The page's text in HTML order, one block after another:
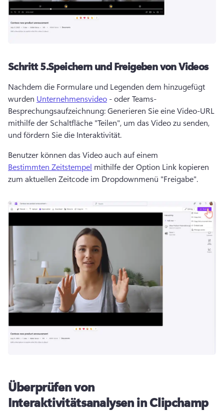
Schritt 5.Speichern und Freigeben von Videos
Nachdem die Formulare und Legenden dem hinzugefügt
wurden Unternehmensvideo - oder Teams-
Besprechungsaufzeichnung: Generieren Sie eine Video-URL
mithilfe der Schaltfläche "Teilen", um das Video zu senden,
und fördern Sie die Interaktivität.
Benutzer können das Video auch auf einem
Bestimmten Zeitstempel mithilfe der Option Link kopieren
zum aktuellen Zeitcode im Dropdownmenü "Freigabe".
Überprüfen von
Interaktivitätsanalysen in Clipchamp